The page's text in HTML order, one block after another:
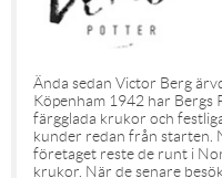
Ända sedan Victor Berg
Köpenham 1942 har Bergs
färgglada krukor och
kunder redan från starten.
företaget reste de runt i
krukor. När de senare